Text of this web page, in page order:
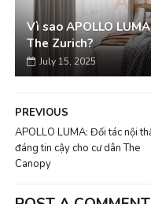
Vì sao APOLLO
The Zurich?
July 15, 2025
PREVIOUS
APOLLO LUMA: Đối tác nội
đáng tin cậy cho cư dân The
Canopy